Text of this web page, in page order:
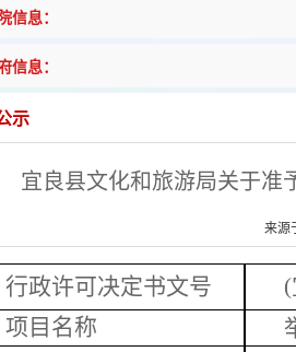
信息：
信息：
示
宜良县文化和旅游局关于准
来源
行政许可决定书文号
项目名称